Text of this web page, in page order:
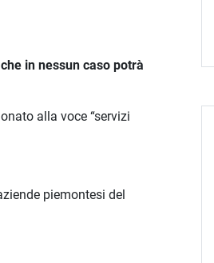
in nessun caso potrà
alla voce “servizi
piemontesi del